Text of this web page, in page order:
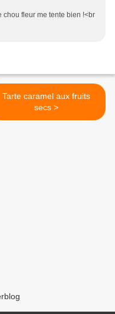
chou fleur me tente bien !<br
Tarte caramel aux fruits
secs >